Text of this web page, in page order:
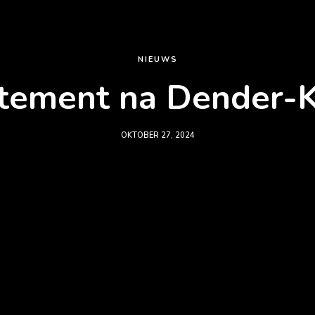
NIEUWS
na Dender-
OKTOBER 27, 2024